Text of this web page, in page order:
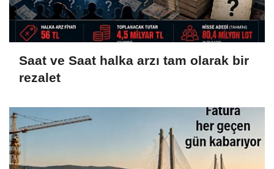
Saat ve Saat halka arzı tam olarak bir
rezalet